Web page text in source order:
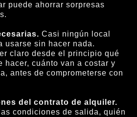
puede ahorrar sorpresas
Casi ningún local
usarse sin hacer nada.
claro desde el principio qué
hacer, cuánto van a costar y
antes de comprometerse con
del contrato de alquiler.
condiciones de salida, quién